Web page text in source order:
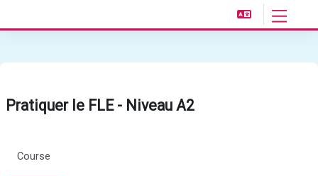
Side
Pratiquer le FLE - Niveau A2
Course